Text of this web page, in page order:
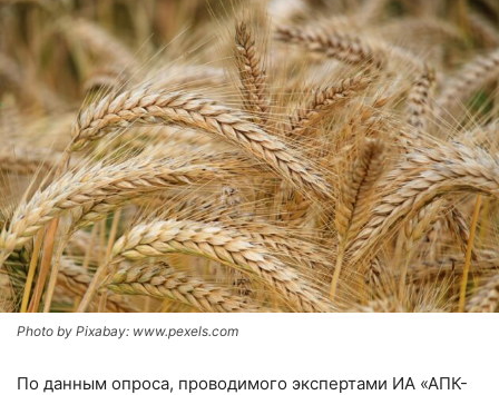
Photo by Pixabay: www.pexels.com
По данным опроса, проводимого экспертами ИА «АПК-